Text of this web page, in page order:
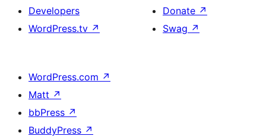
Developers
WordPress.tv ↗
Donate ↗
Swag ↗
WordPress.com ↗
Matt ↗
bbPress ↗
BuddyPress ↗